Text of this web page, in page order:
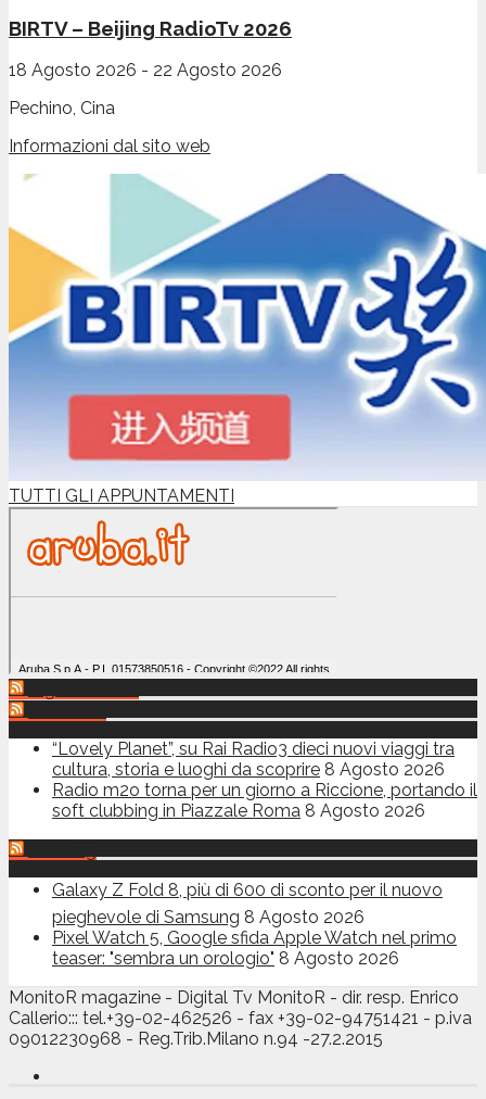
BIRTV – Beijing RadioTv 2026
18 Agosto 2026 - 22 Agosto 2026
Pechino, Cina
Informazioni dal sito web
TUTTI GLI APPUNTAMENTI
“Lovely Planet”, su Rai Radio3 dieci nuovi viaggi tra
cultura, storia e luoghi da scoprire 8 Agosto 2026
Radio m2o torna per un giorno a Riccione, portando il
soft clubbing in Piazzale Roma 8 Agosto 2026
Galaxy Z Fold 8, più di 600 di sconto per il nuovo
pieghevole di Samsung 8 Agosto 2026
Pixel Watch 5, Google sfida Apple Watch nel primo
teaser: "sembra un orologio" 8 Agosto 2026
MonitoR magazine - Digital Tv MonitoR - dir. resp. Enrico
Callerio::: tel.+39-02-462526 - fax +39-02-94751421 - p.iva
09012230968 - Reg.Trib.Milano n.94 -27.2.2015